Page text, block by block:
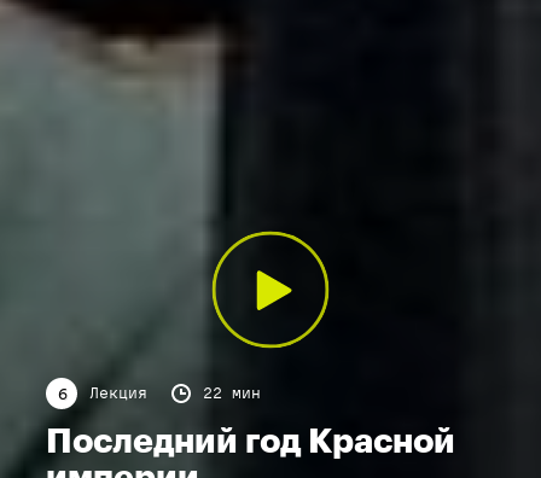
6 Лекция 22 мин
Последний год Красной